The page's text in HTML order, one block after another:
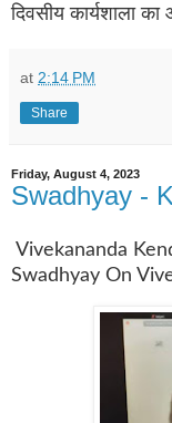
दिवसीय कार्यशाला
at 2:14 PM
Share
Friday, August 4, 2023
Swadhyay -
Vivekananda
Swadhyay On